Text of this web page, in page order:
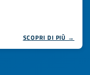
SCOPRI DI PIÙ →